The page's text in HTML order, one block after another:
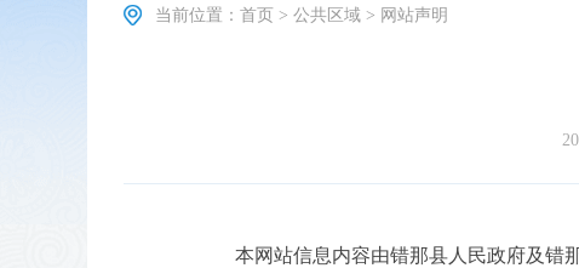
当前位置： 首页 > 公共区域 > 网站声明
本网站信息内容由错那县人民政府及错